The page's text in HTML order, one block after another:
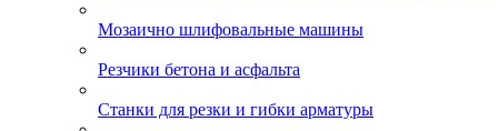
Мозаично шлифовальные машины
Резчики бетона и асфальта
Станки для резки и гибки арматуры